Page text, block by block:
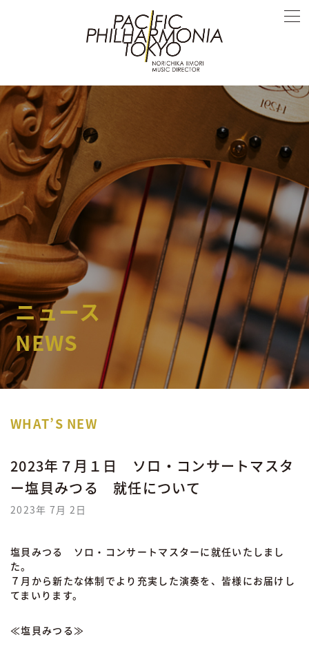
ニュース
NEWS
WHAT’S NEW
2023年７月１日 ソロ・コンサートマスタ
ー塩貝みつる 就任について
2023年 7月 2日
塩貝みつる ソロ・コンサートマスターに就任いたしまし
た。
７月から新たな体制でより充実した演奏を、皆様にお届けし
てまいります。
≪塩貝みつる≫